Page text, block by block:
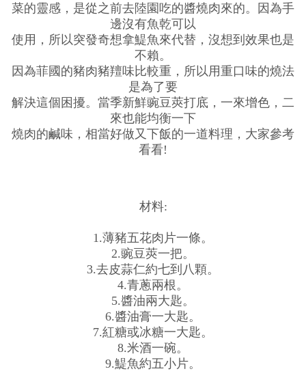
菜的靈感，是從之前去陸園吃的醬燒肉來的。因為手
邊沒有魚乾可以
使用，所以突發奇想拿鯷魚來代替，沒想到效果也是
不賴。
因為菲國的豬肉豬羶味比較重，所以用重口味的燒法
是為了要
解決這個困擾。當季新鮮豌豆莢打底，一來增色，二
來也能均衡一下
燒肉的鹹味，相當好做又下飯的一道料理，大家參考
看看!
材料:
1.薄豬五花肉片一條。
2.豌豆莢一把。
3.去皮蒜仁約七到八顆。
4.青蔥兩根。
5.醬油兩大匙。
6.醬油膏一大匙。
7.紅糖或冰糖一大匙。
8.米酒一碗。
9.鯷魚約五小片。